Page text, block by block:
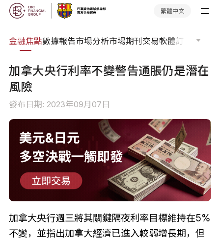
繁體中文
金融焦點數據報告市場分析市場期刊交易軟體訂單流
加拿大央行利率不變警告通脹仍是潛在
風險
發布日期: 2023年09月07日
加拿大央行週三將其關鍵隔夜利率目標維持在5%
不變，並指出加拿大經濟已進入較弱增長期，但